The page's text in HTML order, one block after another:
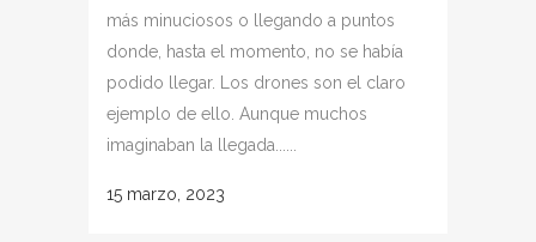
más minuciosos o llegando a puntos
donde, hasta el momento, no se había
podido llegar. Los drones son el claro
ejemplo de ello. Aunque muchos
imaginaban la llegada......
15 marzo, 2023